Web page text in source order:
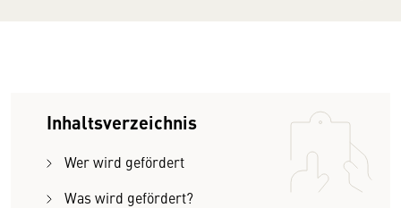
Inhaltsverzeichnis
Wer wird gefördert
Was wird gefördert?